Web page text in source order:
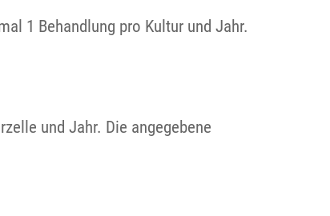
1 Behandlung pro Kultur und Jahr.
und Jahr. Die angegebene